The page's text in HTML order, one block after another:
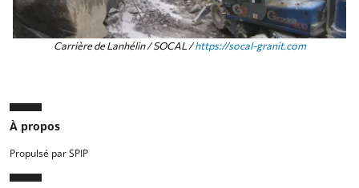
Carrière de Lanhélin / SOCAL /https://socal-granit.com
À propos
Propulsé par SPIP